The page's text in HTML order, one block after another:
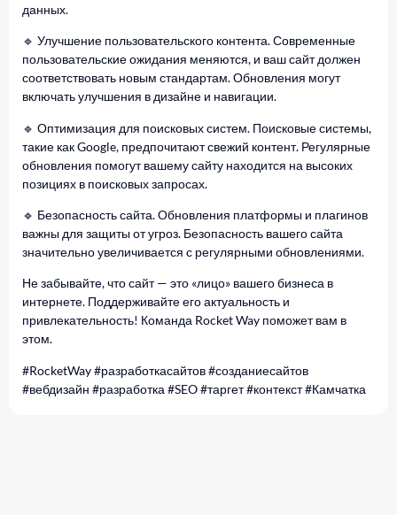
данных.
🔹 Улучшение пользовательского контента. Современные
пользовательские ожидания меняются, и ваш сайт должен
соответствовать новым стандартам. Обновления могут
включать улучшения в дизайне и навигации.
🔹 Оптимизация для поисковых систем. Поисковые системы,
такие как Google, предпочитают свежий контент. Регулярные
обновления помогут вашему сайту находится на высоких
позициях в поисковых запросах.
🔹 Безопасность сайта. Обновления платформы и плагинов
важны для защиты от угроз. Безопасность вашего сайта
значительно увеличивается с регулярными обновлениями.
Не забывайте, что сайт — это «лицо» вашего бизнеса в
интернете. Поддерживайте его актуальность и
привлекательность! Команда Rocket Way поможет вам в
этом.
#RocketWay #разработкасайтов #созданиесайтов
#вебдизайн #разработка #SEO #таргет #контекст #Камчатка